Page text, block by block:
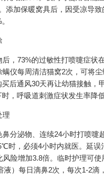
添加保暖窝具后，因受凉导致
，73%的过敏性打喷嚏症状
螨仪每周清洁猫窝2次，可将
后通风30天再让幼猫接触，
，呼吸道刺激症状发生率降低
理
分泌物、连续24小时打喷嚏
时，必须4小时内就医。延误
风险增加3.8倍。临时护理可使
液）每日滴鼻2次，每次1-2滴